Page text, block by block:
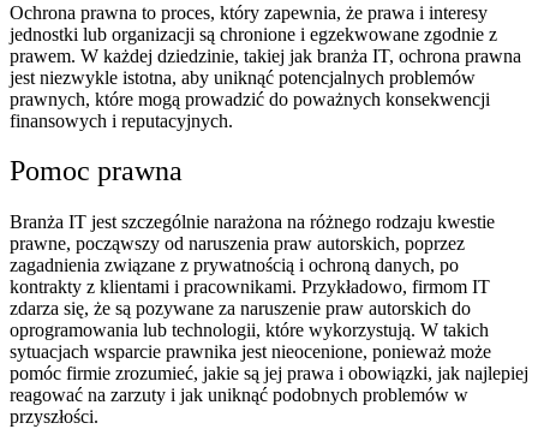
Ochrona prawna to proces, który zapewnia, że prawa i interesy
jednostki lub organizacji są chronione i egzekwowane zgodnie z
prawem. W każdej dziedzinie, takiej jak branża IT, ochrona prawna
jest niezwykle istotna, aby uniknąć potencjalnych problemów
prawnych, które mogą prowadzić do poważnych konsekwencji
finansowych i reputacyjnych.
Pomoc prawna
Branża IT jest szczególnie narażona na różnego rodzaju kwestie
prawne, począwszy od naruszenia praw autorskich, poprzez
zagadnienia związane z prywatnością i ochroną danych, po
kontrakty z klientami i pracownikami. Przykładowo, firmom IT
zdarza się, że są pozywane za naruszenie praw autorskich do
oprogramowania lub technologii, które wykorzystują. W takich
sytuacjach wsparcie prawnika jest nieocenione, ponieważ może
pomóc firmie zrozumieć, jakie są jej prawa i obowiązki, jak najlepiej
reagować na zarzuty i jak uniknąć podobnych problemów w
przyszłości.